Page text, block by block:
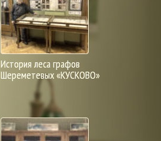
История леса графов
Шереметевых «КУСКОВО»